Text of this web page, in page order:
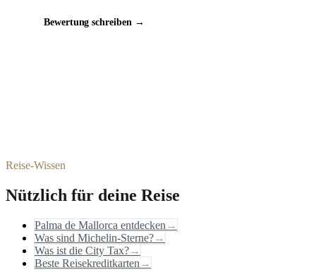
Bewertung schreiben →
Reise-Wissen
Nützlich für deine Reise
Palma de Mallorca entdecken →
Was sind Michelin-Sterne?→
Was ist die City Tax?→
Beste Reisekreditkarten →